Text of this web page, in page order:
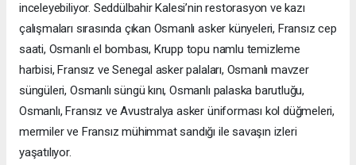
inceleyebiliyor. Seddülbahir Kalesi’nin restorasyon ve kazı
çalışmaları sırasında çıkan Osmanlı asker künyeleri, Fransız cep
saati, Osmanlı el bombası, Krupp topu namlu temizleme
harbisi, Fransız ve Senegal asker palaları, Osmanlı mavzer
süngüleri, Osmanlı süngü kını, Osmanlı palaska barutluğu,
Osmanlı, Fransız ve Avustralya asker üniforması kol düğmeleri,
mermiler ve Fransız mühimmat sandığı ile savaşın izleri
yaşatılıyor.